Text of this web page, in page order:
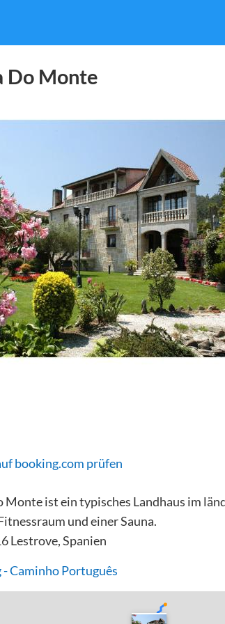
Do Monte
booking.com prüfen
Monte ist ein typisches Landhaus im
und einer Sauna.
Lestrove, Spanien
- Caminho Português